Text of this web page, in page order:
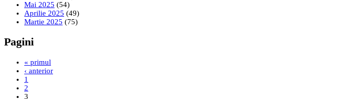
Mai 2025 (54)
Aprilie 2025 (49)
Martie 2025 (75)
Pagini
« primul
‹ anterior
1
2
3